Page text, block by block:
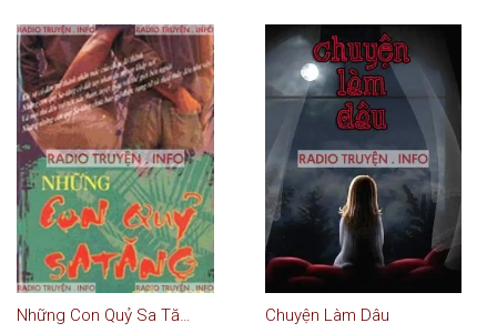
Những Con Quỷ Sa Tăng Cô Đơn Chuyện Làm Dâu